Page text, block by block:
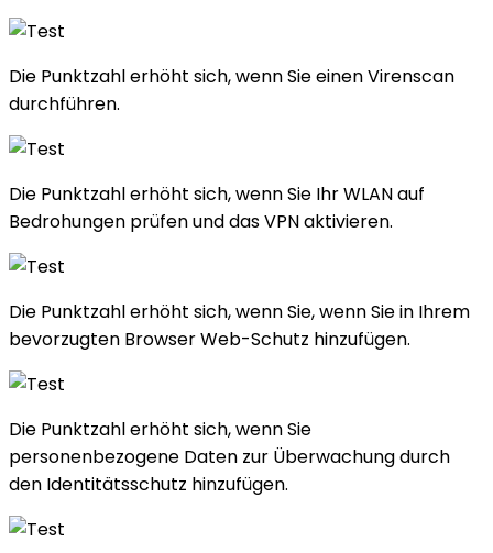
Die Punktzahl erhöht sich, wenn Sie einen Virenscan
durchführen.
Die Punktzahl erhöht sich, wenn Sie Ihr WLAN auf
Bedrohungen prüfen und das VPN aktivieren.
Die Punktzahl erhöht sich, wenn Sie, wenn Sie in Ihrem
bevorzugten Browser Web-Schutz hinzufügen.
Die Punktzahl erhöht sich, wenn Sie
personenbezogene Daten zur Überwachung durch
den Identitätsschutz hinzufügen.